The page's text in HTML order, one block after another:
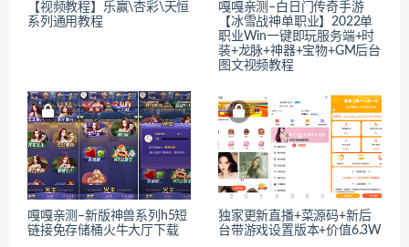
【视频教程】乐赢\杏彩\天恒
系列通用教程
嘎嘎亲测–白日门传奇手游
【冰雪战神单职业】2022单
职业Win一键即玩服务端+时
装+龙脉+神器+宝物+GM后台
图文视频教程
嘎嘎亲测–新版神兽系列h5短
链接免存储桶火牛大厅下载
独家更新直播+菜源码+新后
台带游戏设置版本+价值6.3W